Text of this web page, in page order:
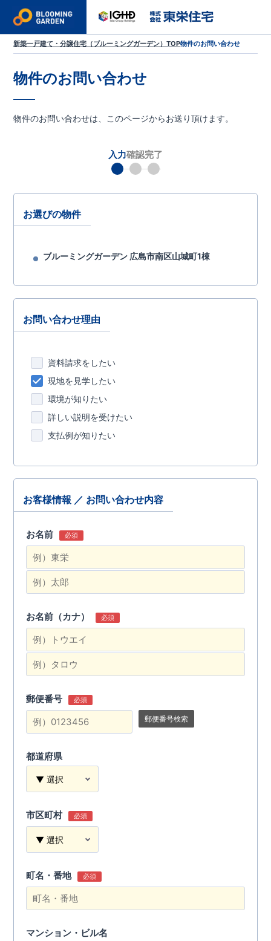
新築一戸建て・分譲住宅（ブルーミングガーデン）TOP物件のお問い合わせ
物件のお問い合わせ
物件のお問い合わせは、このページからお送り頂けます。
お選びの物件
ブルーミングガーデン 広島市南区山城町1棟
お問い合わせ理由
資料請求をしたい
現地を見学したい
環境が知りたい
詳しい説明を受けたい
支払例が知りたい
お客様情報 ／ お問い合わせ内容
お名前 必須
お名前（カナ） 必須
郵便番号 必須
郵便番号検索
都道府県
市区町村 必須
町名・番地 必須
マンション・ビル名
入力確認完了